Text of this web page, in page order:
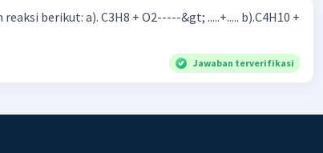
berikut: a). C3H8 + O2-----&gt; .....+..... b).C4H10 +
Jawaban terverifikasi